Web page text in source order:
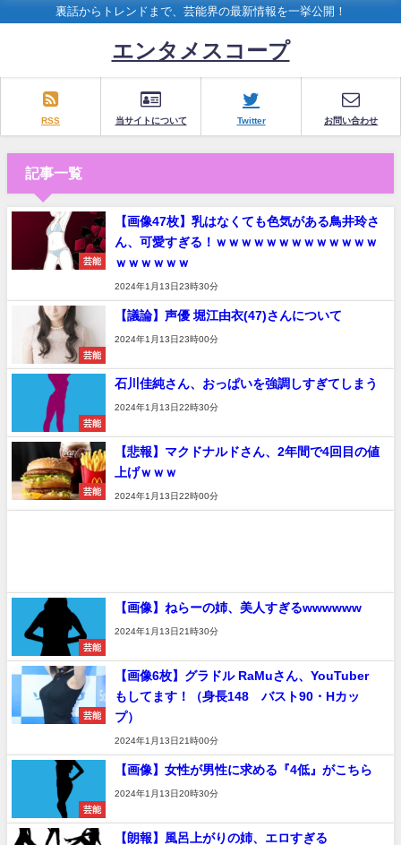
裏話からトレンドまで、芸能界の最新情報を一挙公開！
エンタメスコープ
RSS 当サイトについて Twitter お問い合わせ
記事一覧
芸能
【画像47枚】乳はなくても色気がある鳥井玲さ
ん、可愛すぎる！ｗｗｗｗｗｗｗｗｗｗｗｗｗ
ｗｗｗｗｗｗ
2024年1月13日23時30分
芸能
【議論】声優 堀江由衣(47)さんについて
2024年1月13日23時00分
芸能
石川佳純さん、おっぱいを強調しすぎてしまう
2024年1月13日22時30分
芸能
【悲報】マクドナルドさん、2年間で4回目の値
上げｗｗｗ
2024年1月13日22時00分
芸能
【画像】ねらーの姉、美人すぎるwwwwww
2024年1月13日21時30分
芸能
【画像6枚】グラドル RaMuさん、YouTuber
もしてます！（身長148 バスト90・Hカッ
プ）
2024年1月13日21時00分
芸能
【画像】女性が男性に求める『4低』がこちら
2024年1月13日20時30分
【朗報】風呂上がりの姉、エロすぎる